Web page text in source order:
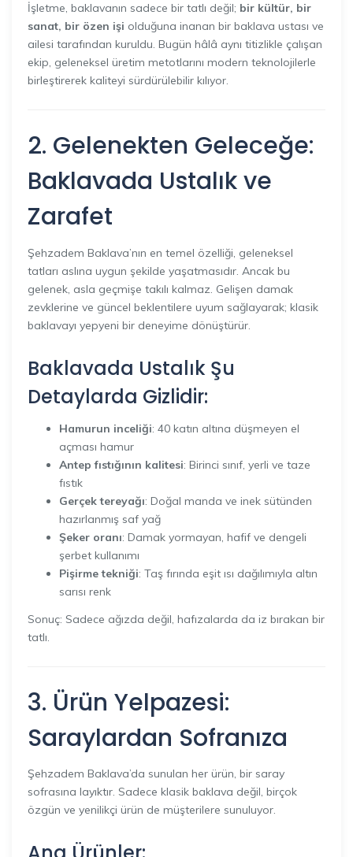
İşletme, baklavanın sadece bir tatlı değil; bir kültür, bir
sanat, bir özen işi olduğuna inanan bir baklava ustası ve
ailesi tarafından kuruldu. Bugün hâlâ aynı titizlikle çalışan
ekip, geleneksel üretim metotlarını modern teknolojilerle
birleştirerek kaliteyi sürdürülebilir kılıyor.
2. Gelenekten Geleceğe:
Baklavada Ustalık ve
Zarafet
Şehzadem Baklava’nın en temel özelliği, geleneksel
tatları aslına uygun şekilde yaşatmasıdır. Ancak bu
gelenek, asla geçmişe takılı kalmaz. Gelişen damak
zevklerine ve güncel beklentilere uyum sağlayarak; klasik
baklavayı yepyeni bir deneyime dönüştürür.
Baklavada Ustalık Şu
Detaylarda Gizlidir:
Hamurun inceliği: 40 katın altına düşmeyen el
açması hamur
Antep fıstığının kalitesi: Birinci sınıf, yerli ve taze
fıstık
Gerçek tereyağı: Doğal manda ve inek sütünden
hazırlanmış saf yağ
Şeker oranı: Damak yormayan, hafif ve dengeli
şerbet kullanımı
Pişirme tekniği: Taş fırında eşit ısı dağılımıyla altın
sarısı renk
Sonuç: Sadece ağızda değil, hafızalarda da iz bırakan bir
tatlı.
3. Ürün Yelpazesi:
Saraylardan Sofranıza
Şehzadem Baklava’da sunulan her ürün, bir saray
sofrasına layıktır. Sadece klasik baklava değil, birçok
özgün ve yenilikçi ürün de müşterilere sunuluyor.